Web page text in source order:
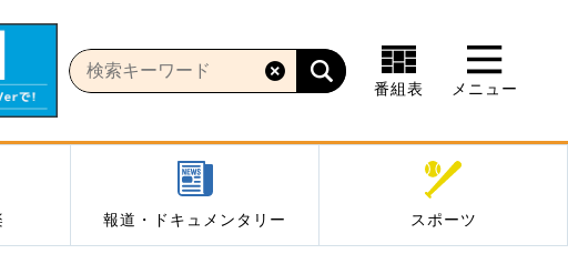
番組表 メニュー
報道・ドキュメンタリー スポーツ